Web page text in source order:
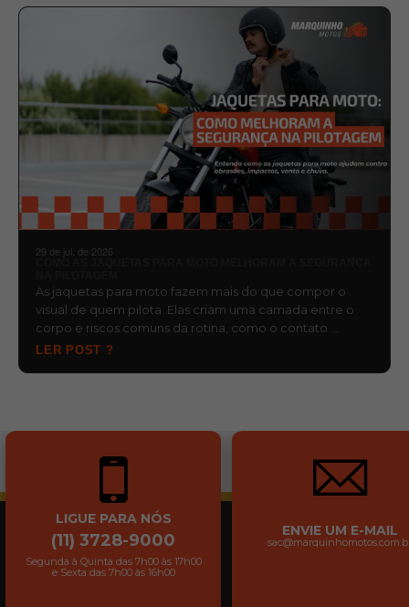
29 de jul. de 2026
As jaquetas para moto fazem mais do que compor o
visual de quem pilota. Elas criam uma camada entre o
corpo e riscos comuns da rotina, como o contato …
LER POST ?
LIGUE PARA NÓS
(11) 3728-9000
Segunda à Quinta das 7h00 às 17h00
e Sexta das 7h00 às 16h00
ENVIE UM E-MAIL